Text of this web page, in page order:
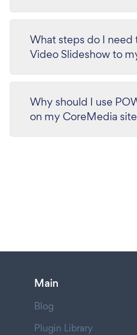
What steps do I
Video Slideshow to
Why should I use
on my CoreMedia
Main
Blog
Plugin Library